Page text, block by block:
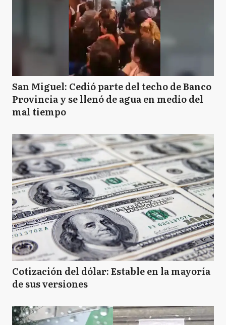
San Miguel: Cedió parte del techo de Banco
Provincia y se llenó de agua en medio del
mal tiempo
Cotización del dólar: Estable en la mayoría
de sus versiones